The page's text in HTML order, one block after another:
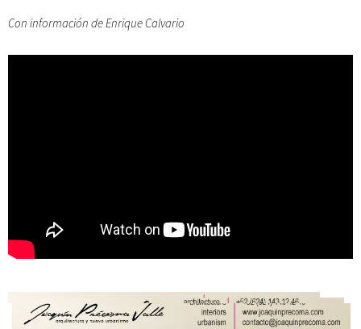
Con información de Enrique Calvario